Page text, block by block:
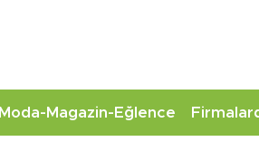
Moda-Magazin-Eğlence